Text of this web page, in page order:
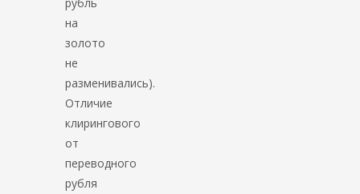
на
золото
не
разменивались).
Отличие
клирингового
от
переводного
рубля